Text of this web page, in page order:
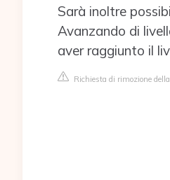
Sarà inoltre
Avanzando di
aver raggiunto il
Richiesta di rimozione